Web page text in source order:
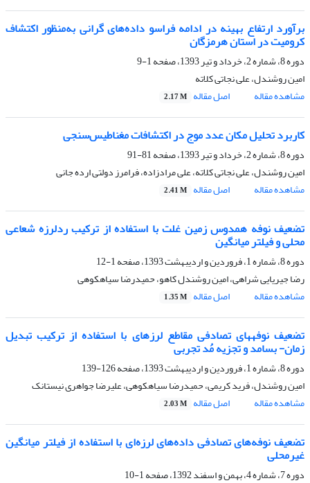
برآورد ارتفاع بهینه در ادامه فراسو داده‌های گرانی به‌‌منظور اکتشاف
کرومیت در استان هرمزگان
دوره 8، شماره 2، خرداد و تیر 1393، صفحه
1-9
امین روشندل، علی نجاتی کلاته
مشاهده مقاله
اصل مقاله 2.17 M
کاربرد تحلیل مکان عدد موج در اکتشافات مغناطیس‌سنجی
دوره 8، شماره 2، خرداد و تیر 1393، صفحه
81-91
امین روشندل، علی نجاتی کلاته، علی مرادزاده، فرامرز دولتی ارده جانی
مشاهده مقاله
اصل مقاله 2.41 M
تضعیف نوفه همدوس زمین غلت با استفاده از ترکیب ردلرزه شعاعی
محلی و فیلتر میانگین
دوره 8، شماره 1، فروردین و اردیبهشت 1393، صفحه
1-12
رضا جیریایی شراهی، امین روشندل کاهو، حمیدرضا سیاهکوهی
مشاهده مقاله
اصل مقاله 1.35 M
تضعیف نوفههای تصادفی مقاطع لرزهای با استفاده از ترکیب تبدیل
زمان- بسامد و تجزیه مُد تجربی
دوره 8، شماره 1، فروردین و اردیبهشت 1393، صفحه
126-139
امین روشندل، فرید کریمی، حمیدرضا سیاهکوهی، علیرضا جواهری نیستانک
مشاهده مقاله
اصل مقاله 2.03 M
تضعیف نوفه‌های تصادفی داده‌های لرزه‌ای با استفاده از فیلتر میانگین
غیرمحلی
دوره 7، شماره 4، بهمن و اسفند 1392، صفحه 1-10